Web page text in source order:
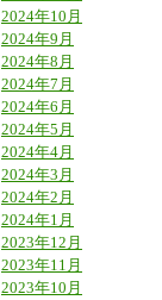
2024年10月
2024年9月
2024年8月
2024年7月
2024年6月
2024年5月
2024年4月
2024年3月
2024年2月
2024年1月
2023年12月
2023年11月
2023年10月